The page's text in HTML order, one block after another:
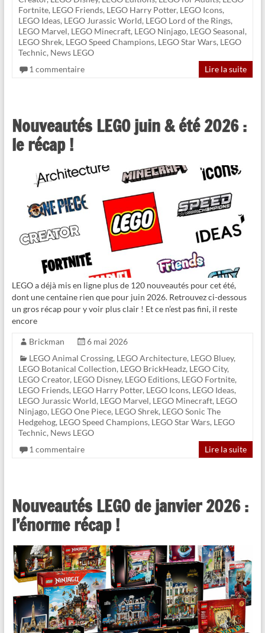
Fortnite, LEGO Friends, LEGO Harry Potter, LEGO Icons,
LEGO Ideas, LEGO Jurassic World, LEGO Lord of the Rings,
LEGO Marvel, LEGO Minecraft, LEGO Ninjago, LEGO Seasonal,
LEGO Shrek, LEGO Speed Champions, LEGO Star Wars, LEGO
Technic, News LEGO
1 commentaire
Lire la suite
Nouveautés LEGO juin & été 2026 :
le récap !
LEGO a déjà mis en ligne plus de 120 nouveautés pour cet été,
dont une centaine rien que pour juin 2026. Retrouvez ci-dessous
un gros récap pour y voir plus clair ! Et ce n’est pas fini, il reste
encore
Brickman
6 mai 2026
LEGO Animal Crossing, LEGO Architecture, LEGO Bluey,
LEGO Botanical Collection, LEGO BrickHeadz, LEGO City,
LEGO Creator, LEGO Disney, LEGO Editions, LEGO Fortnite,
LEGO Friends, LEGO Harry Potter, LEGO Icons, LEGO Ideas,
LEGO Jurassic World, LEGO Marvel, LEGO Minecraft, LEGO
Ninjago, LEGO One Piece, LEGO Shrek, LEGO Sonic The
Hedgehog, LEGO Speed Champions, LEGO Star Wars, LEGO
Technic, News LEGO
1 commentaire
Lire la suite
Nouveautés LEGO de janvier 2026 :
l’énorme récap !